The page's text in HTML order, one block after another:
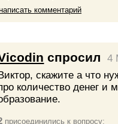
комментарий
спросил
4
скажите а что
количество денег и
присоединились к вопросу: